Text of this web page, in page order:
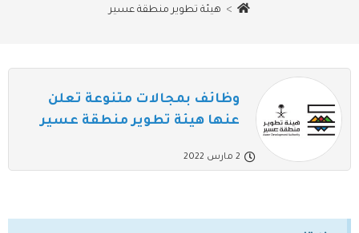
> هيئة تطوير منطقة عسير
وظائف بمجالات متنوعة تعلن
عنها هيئة تطوير منطقة عسير
2 مارس 2022